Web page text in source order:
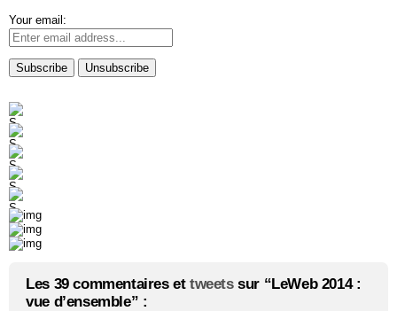
Your email:
Les 39 commentaires et tweetssur “LeWeb 2014 :
vue d’ensemble” :